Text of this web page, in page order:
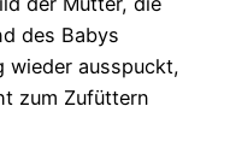
des Babys
wieder ausspuckt,
zum Zufüttern